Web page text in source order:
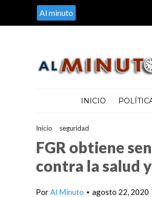
Al minuto
INICIO
Inicio seguridad
FGR obtiene
contra la salud
PorAl Minuto • agosto 22, 2020